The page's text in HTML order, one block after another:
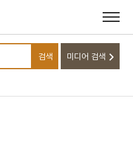
검색어를 입력하세요
검색 미디어 검색